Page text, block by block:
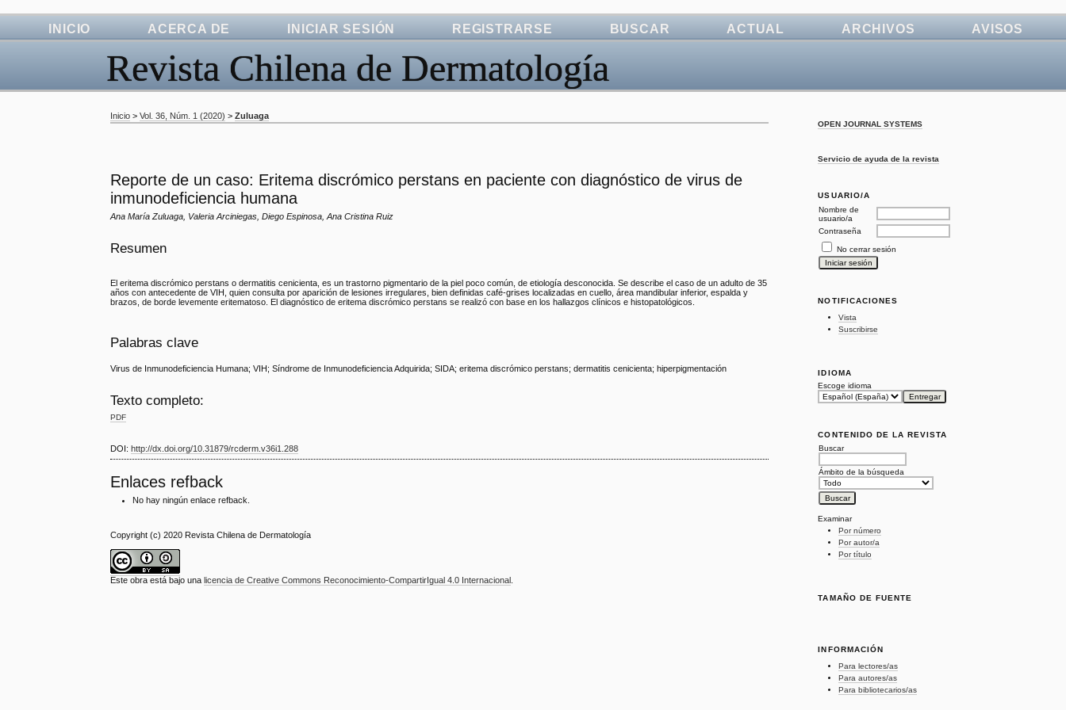
Revista Chilena de Dermatología
OPEN JOURNAL SYSTEMS
Servicio de ayuda de la revista
USUARIO/A
Nombre de
usuario/a
Contraseña
No cerrar sesión
NOTIFICACIONES
Vista
Suscribirse
IDIOMA
Escoge idioma
CONTENIDO DE LA REVISTA
Buscar
Ámbito de la búsqueda
Examinar
Por número
Por autor/a
Por título
TAMAÑO DE FUENTE
INFORMACIÓN
Para lectores/as
Para autores/as
Para bibliotecarios/as
INICIO ACERCA DE INICIAR SESIÓN REGISTRARSE BUSCAR ACTUAL ARCHIVOS AVISOS
Inicio >Vol. 36, Núm. 1 (2020) >Zuluaga
Reporte de un caso: Eritema discrómico perstans en paciente con diagnóstico de virus de
inmunodeficiencia humana
Ana María Zuluaga, Valeria Arciniegas, Diego Espinosa, Ana Cristina Ruiz
Resumen
El eritema discrómico perstans o dermatitis cenicienta, es un trastorno pigmentario de la piel poco común, de etiología desconocida. Se describe el caso de un adulto de 35
años con antecedente de VIH, quien consulta por aparición de lesiones irregulares, bien definidas café-grises localizadas en cuello, área mandibular inferior, espalda y
brazos, de borde levemente eritematoso. El diagnóstico de eritema discrómico perstans se realizó con base en los hallazgos clínicos e histopatológicos.
Palabras clave
Virus de Inmunodeficiencia Humana; VIH; Síndrome de Inmunodeficiencia Adquirida; SIDA; eritema discrómico perstans; dermatitis cenicienta; hiperpigmentación
Texto completo:
PDF
DOI:http://dx.doi.org/10.31879/rcderm.v36i1.288
Enlaces refback
No hay ningún enlace refback.
Copyright (c) 2020 Revista Chilena de Dermatología
Este obra está bajo una licencia de Creative Commons Reconocimiento-CompartirIgual 4.0 Internacional